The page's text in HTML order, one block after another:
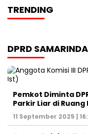
TRENDING
DPRD SAMARINDA
Pemkot Diminta
Parkir Liar di Ruang
11 September 2025 |